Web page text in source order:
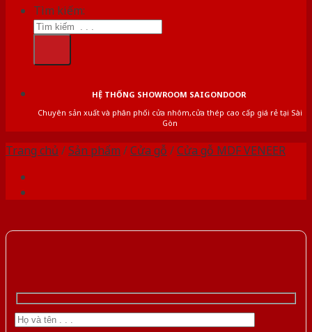
Tìm kiếm:
HỆ THỐNG SHOWROOM SAIGONDOOR
Chuyên sản xuất và phân phối cửa nhôm,cửa thép cao cấp giá rẻ tại Sài
Gòn
Trang chủ /Sản phẩm /Cửa gỗ /Cửa gỗ MDF VENEER